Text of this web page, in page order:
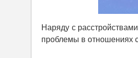
Наряду с
проблемы в отношениях